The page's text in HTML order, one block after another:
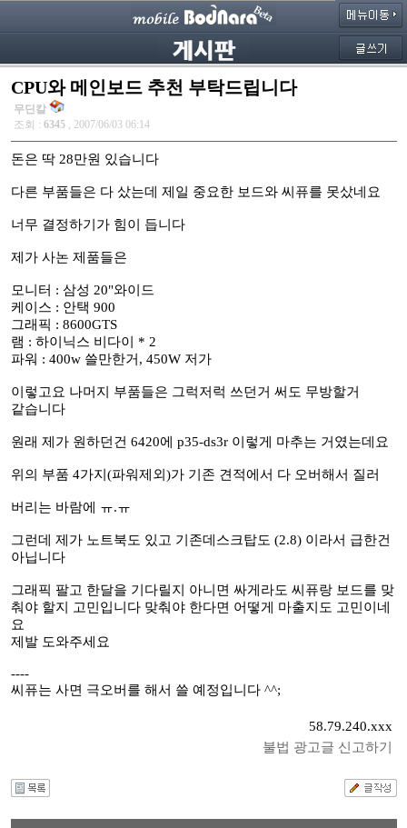
CPU와 메인보드 추천 부탁드립니다
무딘칼
조회 : 6345 , 2007/06/03 06:14
돈은 딱 28만원 있습니다
다른 부품들은 다 샀는데 제일 중요한 보드와 씨퓨를 못샀네요
너무 결정하기가 힘이 듭니다
제가 사논 제품들은
모니터 : 삼성 20"와이드
케이스 : 안택 900
그래픽 : 8600GTS
램 : 하이닉스 비다이 * 2
파워 : 400w 쓸만한거, 450W 저가
이렇고요 나머지 부품들은 그럭저럭 쓰던거 써도 무방할거
같습니다
원래 제가 원하던건 6420에 p35-ds3r 이렇게 마추는 거였는데요
위의 부품 4가지(파워제외)가 기존 견적에서 다 오버해서 질러
버리는 바람에 ㅠ.ㅠ
그런데 제가 노트북도 있고 기존데스크탑도 (2.8) 이라서 급한건
아닙니다
그래픽 팔고 한달을 기다릴지 아니면 싸게라도 씨퓨랑 보드를 맞
춰야 할지 고민입니다 맞춰야 한다면 어떻게 마출지도 고민이네
요
제발 도와주세요
----
씨퓨는 사면 극오버를 해서 쓸 예정입니다 ^^;
58.79.240.xxx
불법 광고글 신고하기